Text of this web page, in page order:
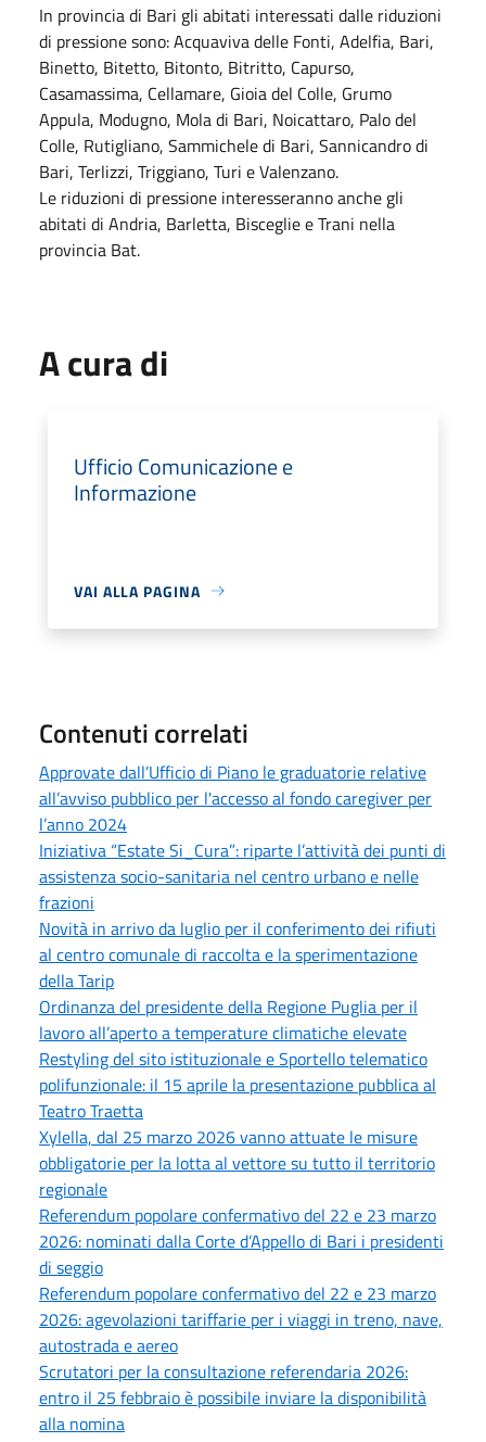
In provincia di Bari gli abitati interessati dalle riduzioni
di pressione sono: Acquaviva delle Fonti, Adelfia, Bari,
Binetto, Bitetto, Bitonto, Bitritto, Capurso,
Casamassima, Cellamare, Gioia del Colle, Grumo
Appula, Modugno, Mola di Bari, Noicattaro, Palo del
Colle, Rutigliano, Sammichele di Bari, Sannicandro di
Bari, Terlizzi, Triggiano, Turi e Valenzano.
Le riduzioni di pressione interesseranno anche gli
abitati di Andria, Barletta, Bisceglie e Trani nella
provincia Bat.
A cura di
Ufficio Comunicazione e
Informazione
VAI ALLA PAGINA
Contenuti correlati
Approvate dall’Ufficio di Piano le graduatorie relative
all’avviso pubblico per l'accesso al fondo caregiver per
l’anno 2024
Iniziativa “Estate Si_Cura”: riparte l’attività dei punti di
assistenza socio-sanitaria nel centro urbano e nelle
frazioni
Novità in arrivo da luglio per il conferimento dei rifiuti
al centro comunale di raccolta e la sperimentazione
della Tarip
Ordinanza del presidente della Regione Puglia per il
lavoro all’aperto a temperature climatiche elevate
Restyling del sito istituzionale e Sportello telematico
polifunzionale: il 15 aprile la presentazione pubblica al
Teatro Traetta
Xylella, dal 25 marzo 2026 vanno attuate le misure
obbligatorie per la lotta al vettore su tutto il territorio
regionale
Referendum popolare confermativo del 22 e 23 marzo
2026: nominati dalla Corte d’Appello di Bari i presidenti
di seggio
Referendum popolare confermativo del 22 e 23 marzo
2026: agevolazioni tariffarie per i viaggi in treno, nave,
autostrada e aereo
Scrutatori per la consultazione referendaria 2026:
entro il 25 febbraio è possibile inviare la disponibilità
alla nomina